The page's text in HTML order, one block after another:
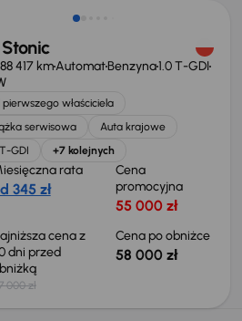
88 417 kmAutomatBenzyna1.0 T-GDI
pierwszego właściciela
serwisowa
Auta krajowe
GDI
+7 kolejnych
rata
345 zł
Cena
promocyjna
55 000 zł
cena z
dni przed
000 zł
Cena po obniżce
58 000 zł